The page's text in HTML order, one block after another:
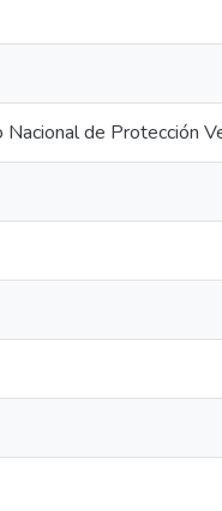
Nacional de Protección